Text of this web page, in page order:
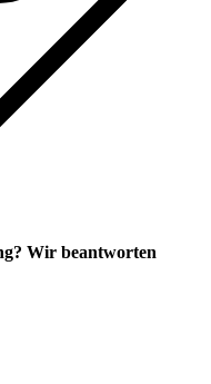
Wir beantworten